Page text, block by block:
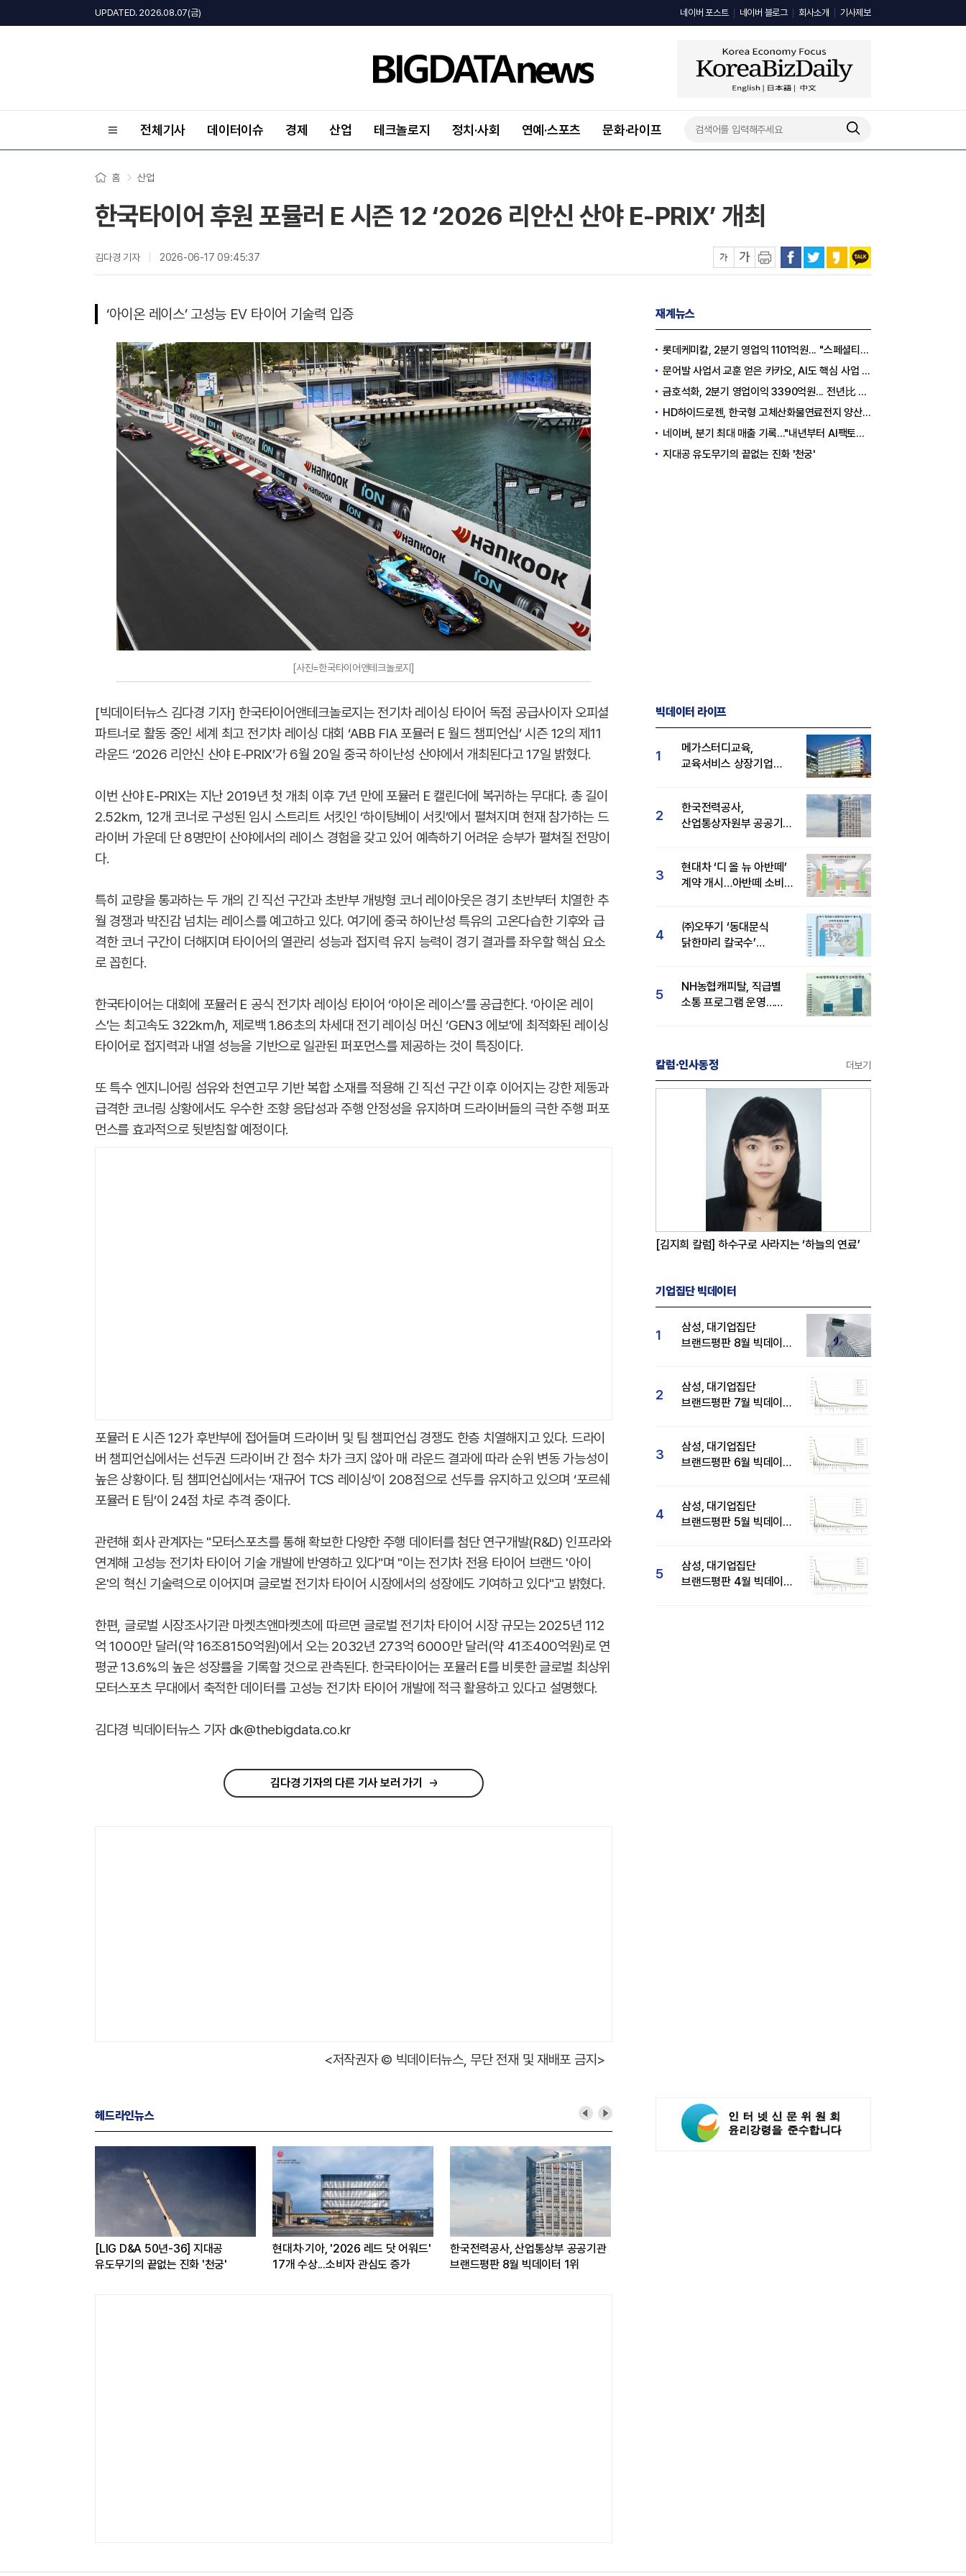
UPDATED. 2026.08.07(금) 네이버 포스트 네이버 블로그 회사소개 기사제보
전체기사 데이터이슈 경제 산업 테크놀로지 정치·사회 연예·스포츠 문화·라이프
홈 산업
한국타이어 후원 포뮬러 E 시즌 12 ‘2026 리안신 산야 E-PRIX’ 개최
김다경 기자 2026-06-17 09:45:37
‘아이온 레이스’ 고성능 EV 타이어 기술력 입증
[사진=한국타이어앤테크놀로지]
[빅데이터뉴스 김다경 기자] 한국타이어앤테크놀로지는 전기차 레이싱 타이어 독점 공급사이자 오피셜
파트너로 활동 중인 세계 최고 전기차 레이싱 대회 ‘ABB FIA 포뮬러 E 월드 챔피언십’ 시즌 12의 제11
라운드 ‘2026 리안신 산야 E-PRIX’가 6월 20일 중국 하이난성 산야에서 개최된다고 17일 밝혔다.
이번 산야 E-PRIX는 지난 2019년 첫 개최 이후 7년 만에 포뮬러 E 캘린더에 복귀하는 무대다. 총 길이
2.52km, 12개 코너로 구성된 임시 스트리트 서킷인 ‘하이탕베이 서킷’에서 펼쳐지며 현재 참가하는 드
라이버 가운데 단 8명만이 산야에서의 레이스 경험을 갖고 있어 예측하기 어려운 승부가 펼쳐질 전망이
다.
특히 교량을 통과하는 두 개의 긴 직선 구간과 초반부 개방형 코너 레이아웃은 경기 초반부터 치열한 추
월 경쟁과 박진감 넘치는 레이스를 예고하고 있다. 여기에 중국 하이난성 특유의 고온다습한 기후와 급
격한 코너 구간이 더해지며 타이어의 열관리 성능과 접지력 유지 능력이 경기 결과를 좌우할 핵심 요소
로 꼽힌다.
한국타이어는 대회에 포뮬러 E 공식 전기차 레이싱 타이어 ‘아이온 레이스’를 공급한다. ‘아이온 레이
스’는 최고속도 322km/h, 제로백 1.86초의 차세대 전기 레이싱 머신 ‘GEN3 에보’에 최적화된 레이싱
타이어로 접지력과 내열 성능을 기반으로 일관된 퍼포먼스를 제공하는 것이 특징이다.
또 특수 엔지니어링 섬유와 천연고무 기반 복합 소재를 적용해 긴 직선 구간 이후 이어지는 강한 제동과
급격한 코너링 상황에서도 우수한 조향 응답성과 주행 안정성을 유지하며 드라이버들의 극한 주행 퍼포
먼스를 효과적으로 뒷받침할 예정이다.
포뮬러 E 시즌 12가 후반부에 접어들며 드라이버 및 팀 챔피언십 경쟁도 한층 치열해지고 있다. 드라이
버 챔피언십에서는 선두권 드라이버 간 점수 차가 크지 않아 매 라운드 결과에 따라 순위 변동 가능성이
높은 상황이다. 팀 챔피언십에서는 ‘재규어 TCS 레이싱’이 208점으로 선두를 유지하고 있으며 ‘포르쉐
포뮬러 E 팀’이 24점 차로 추격 중이다.
관련해 회사 관계자는 "모터스포츠를 통해 확보한 다양한 주행 데이터를 첨단 연구개발(R&D) 인프라와
연계해 고성능 전기차 타이어 기술 개발에 반영하고 있다"며 "이는 전기차 전용 타이어 브랜드 '아이
온'의 혁신 기술력으로 이어지며 글로벌 전기차 타이어 시장에서의 성장에도 기여하고 있다"고 밝혔다.
한편, 글로벌 시장조사기관 마켓츠앤마켓츠에 따르면 글로벌 전기차 타이어 시장 규모는 2025년 112
억 1000만 달러(약 16조8150억원)에서 오는 2032년 273억 6000만 달러(약 41조400억원)로 연
평균 13.6%의 높은 성장률을 기록할 것으로 관측된다. 한국타이어는 포뮬러 E를 비롯한 글로벌 최상위
모터스포츠 무대에서 축적한 데이터를 고성능 전기차 타이어 개발에 적극 활용하고 있다고 설명했다.
김다경 빅데이터뉴스 기자 dk@thebigdata.co.kr
김다경 기자의 다른 기사 보러 가기
<저작권자 © 빅데이터뉴스, 무단 전재 및 재배포 금지>
헤드라인뉴스
[LIG D&A 50년-36] 지대공
유도무기의 끝없는 진화 '천궁'
현대차·기아, '2026 레드 닷 어워드'
17개 수상...소비자 관심도 증가
한국전력공사, 산업통상부 공공기관
브랜드평판 8월 빅데이터 1위
재계뉴스
롯데케미칼, 2분기 영업익 1101억원... "스페셜티 전환 가속"
문어발 사업서 교훈 얻은 카카오, AI도 핵심 사업 '선택과 집중'
금호석화, 2분기 영업이익 3390억원... 전년比 419% 급증
HD하이드로젠, 한국형 고체산화물연료전지 양산체계 구축
네이버, 분기 최대 매출 기록..."내년부터 AI팩토리 수익 날 것"
지대공 유도무기의 끝없는 진화 '천궁'
빅데이터 라이프
1
메가스터디교육,
교육서비스 상장기업
2
한국전력공사,
산업통상자원부 공공기관
3
현대차 ‘디 올 뉴 아반떼’
계약 개시…아반떼 소비자
4
㈜오뚜기 ‘동대문식
닭한마리 칼국수’
5
NH농협캐피탈, 직급별
소통 프로그램 운영…
칼럼·인사동정 더보기
[김지희 칼럼] 하수구로 사라지는 ‘하늘의 연료’
기업집단 빅데이터
1
삼성, 대기업집단
브랜드평판 8월 빅데이터
2
삼성, 대기업집단
브랜드평판 7월 빅데이터
3
삼성, 대기업집단
브랜드평판 6월 빅데이터
4
삼성, 대기업집단
브랜드평판 5월 빅데이터
5
삼성, 대기업집단
브랜드평판 4월 빅데이터